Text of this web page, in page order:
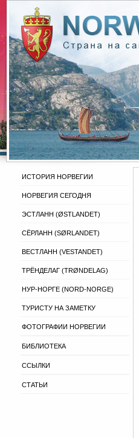
ИСТОРИЯ НОРВЕГИИ
НОРВЕГИЯ СЕГОДНЯ
ЭСТЛАНН (ØSTLANDET)
СЁРЛАНН (SØRLANDET)
ВЕСТЛАНН (VESTANDET)
ТРЁНДЕЛАГ (TRØNDELAG)
НУР-НОРГЕ (NORD-NORGE)
ТУРИСТУ НА ЗАМЕТКУ
ФОТОГРАФИИ НОРВЕГИИ
БИБЛИОТЕКА
ССЫЛКИ
СТАТЬИ